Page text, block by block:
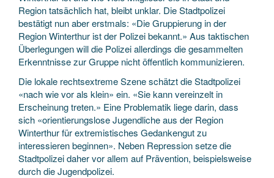
Region tatsächlich hat, bleibt unklar. Die Stadtpolizei
bestätigt nun aber erstmals: «Die Gruppierung in der
Region Winterthur ist der Polizei bekannt.» Aus taktischen
Überlegungen will die Polizei allerdings die gesammelten
Erkenntnisse zur Gruppe nicht öffentlich kommunizieren.
Die lokale rechtsextreme Szene schätzt die Stadtpolizei
«nach wie vor als klein» ein. «Sie kann vereinzelt in
Erscheinung treten.» Eine Problematik liege darin, dass
sich «orientierungslose Jugendliche aus der Region
Winterthur für extremistisches Gedankengut zu
interessieren beginnen». Neben Repression setze die
Stadtpolizei daher vor allem auf Prävention, beispielsweise
durch die Jugendpolizei.